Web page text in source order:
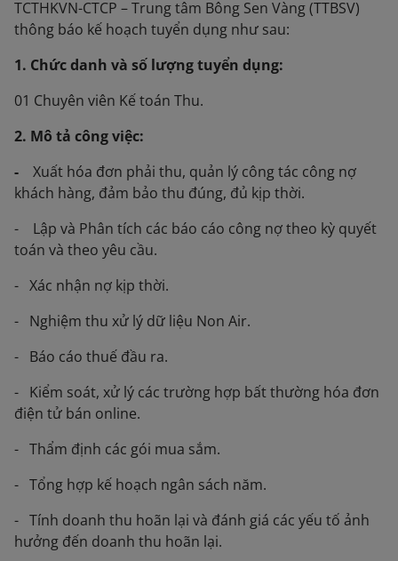
TCTHKVN-CTCP – Trung tâm Bông Sen Vàng (TTBSV)
thông báo kế hoạch tuyển dụng như sau:
1. Chức danh và số lượng tuyển dụng:
01 Chuyên viên Kế toán Thu.
2. Mô tả công việc:
-
Xuất hóa đơn phải thu, quản lý công tác công nợ
khách hàng, đảm bảo thu đúng, đủ kịp thời.
- Lập và Phân tích các báo cáo công nợ theo kỳ quyết
toán và theo yêu cầu.
- Xác nhận nợ kịp thời.
- Nghiệm thu xử lý dữ liệu Non Air.
- Báo cáo thuế đầu ra.
- Kiểm soát, xử lý các trường hợp bất thường hóa đơn
điện tử bán online.
- Thẩm định các gói mua sắm.
- Tổng hợp kế hoạch ngân sách năm.
- Tính doanh thu hoãn lại và đánh giá các yếu tố ảnh
hưởng đến doanh thu hoãn lại.